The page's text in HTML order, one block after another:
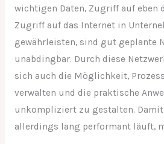
wichtigen Daten, Zugriff auf eben
Zugriff auf das Internet in
gewährleisten, sind gut geplante
unabdingbar. Durch diese
sich auch die Möglichkeit,
verwalten und die praktische
unkompliziert zu gestalten. Damit
allerdings lang performant läuft,